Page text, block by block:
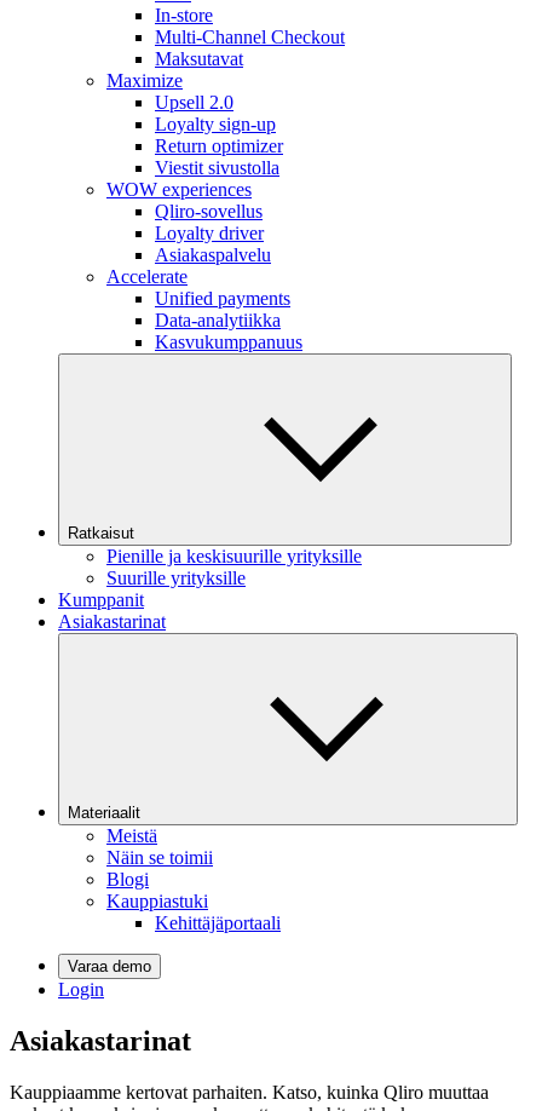
In-store
Multi-Channel Checkout
Maksutavat
Maximize
Upsell 2.0
Loyalty sign-up
Return optimizer
Viestit sivustolla
WOW experiences
Qliro-sovellus
Loyalty driver
Asiakaspalvelu
Accelerate
Unified payments
Data-analytiikka
Kasvukumppanuus
Ratkaisut
Pienille ja keskisuurille yrityksille
Suurille yrityksille
Kumppanit
Asiakastarinat
Materiaalit
Meistä
Näin se toimii
Blogi
Kauppiastuki
Kehittäjäportaali
Varaa demo
Login
Asiakastarinat
Kauppiaamme kertovat parhaiten. Katso, kuinka Qliro muuttaa